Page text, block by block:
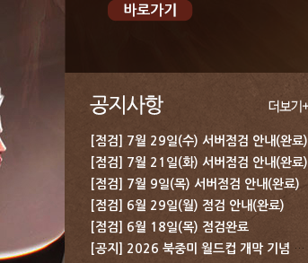
[점검] 7월 29일(수) 서버점검 안내(완료)
[점검] 7월 21일(화) 서버점검 안내(완료)
[점검] 7월 9일(목) 서버점검 안내(완료)
[점검] 6월 29일(월) 점검 안내(완료)
[점검] 6월 18일(목) 점검완료
[공지] 2026 북중미 월드컵 개막 기념 보상 지급 안내